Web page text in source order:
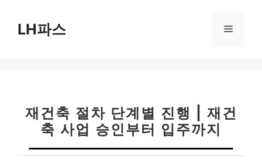
LH파스 메
재건축 절차 단계별 진행 | 재건
축 사업 승인부터 입주까지